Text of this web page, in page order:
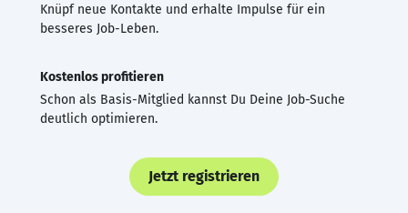
Knüpf neue Kontakte und erhalte Impulse für ein
besseres Job-Leben.
Kostenlos profitieren
Schon als Basis-Mitglied kannst Du Deine Job-Suche
deutlich optimieren.
Jetzt registrieren